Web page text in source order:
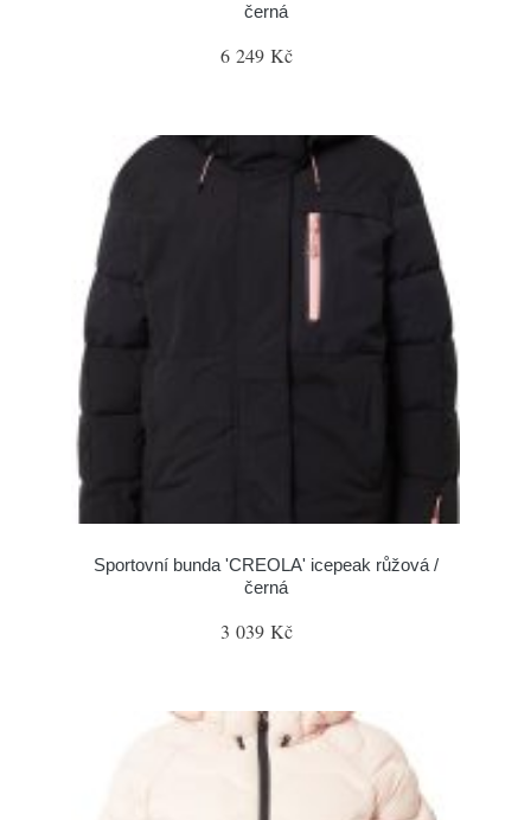
černá
6 249 Kč
Sportovní bunda 'CREOLA' icepeak růžová /
černá
3 039 Kč